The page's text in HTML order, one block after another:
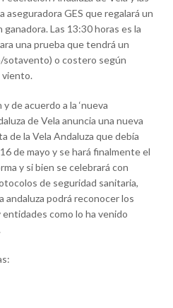
aseguradora GES que regalará un
Las 13:30 horas es la
una prueba que tendrá un
o costero según
viento.
de acuerdo a la ‘nueva
de Vela anuncia una nueva
de la Vela Andaluza que debía
de mayo y se hará finalmente el
y si bien se celebrará con
de seguridad sanitaria,
andaluza podrá reconocer los
como lo ha venido